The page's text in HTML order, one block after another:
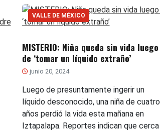
VALLE DE MÉXICO
MISTERIO: Niña queda sin vida luego
de ‘tomar un líquido extraño’
junio 20, 2024
Luego de presuntamente ingerir un
líquido desconocido, una niña de cuatro
años perdió la vida esta mañana en
Iztapalapa. Reportes indican que cerca